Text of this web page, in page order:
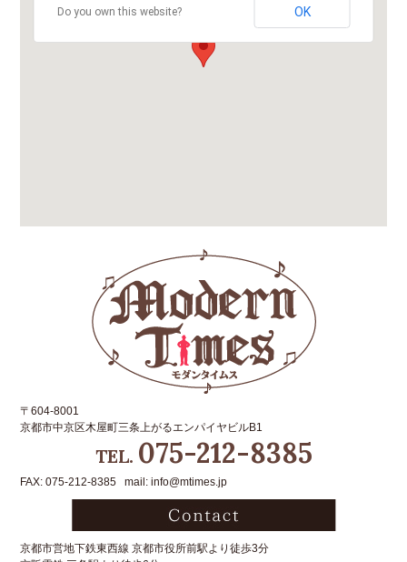
Do you own this website? OK
〒604-8001
京都市中京区木屋町三条上がるエンパイヤビルB1
TEL. 075-212-8385
FAX: 075-212-8385 mail: info@mtimes.jp
京都市営地下鉄東西線 京都市役所前駅より徒歩3分